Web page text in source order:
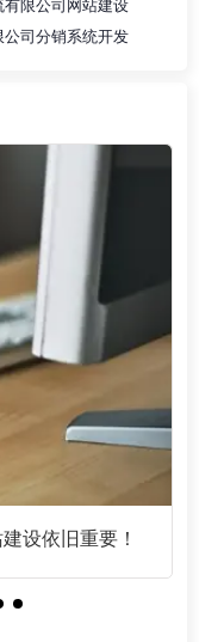
有限公司网站建设
公司分销系统开发
设依旧重要！